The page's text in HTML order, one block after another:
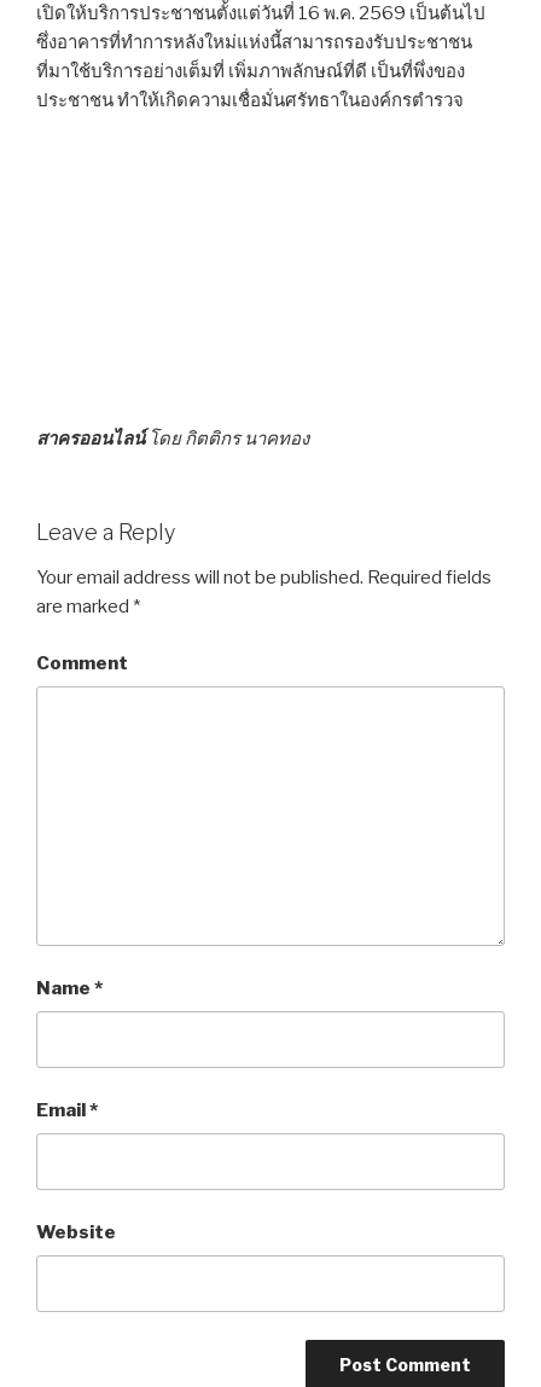
เปิดให้บริการประชาชนตั้งแต่วันที่ 16 พ.ค. 2569 เป็นต้นไป
ซึ่งอาคารที่ทำการหลังใหม่แห่งนี้สามารถรองรับประชาชน
ที่มาใช้บริการอย่างเต็มที่ เพิ่มภาพลักษณ์ที่ดี เป็นที่พึ่งของ
ประชาชน ทำให้เกิดความเชื่อมั่นศรัทธาในองค์กรตำรวจ
สาครออนไลน์ โดย กิตติกร นาคทอง
Leave a Reply
Your email address will not be published. Required fields
are marked *
Comment
Name *
Email*
Website